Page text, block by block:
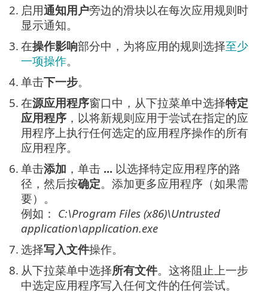
2. 启用通知用户旁边的滑块以在每次应用规则时
显示通知。
3. 在操作影响部分中，为将应用的规则选择至少
一项操作。
4. 单击下一步。
5. 在源应用程序窗口中，从下拉菜单中选择特定
应用程序 ，以将新规则应用于尝试在指定的应
用程序上执行任何选定的应用程序操作的所有
应用程序。
6. 单击添加 ，单击 ... 以选择特定应用程序的路
径，然后按确定。添加更多应用程序（如果需
要）。
例如： C:\Program Files (x86)\Untrusted
application\application.exe
7. 选择写入文件操作。
8. 从下拉菜单中选择所有文件。这将阻止上一步
中选定应用程序写入任何文件的任何尝试。